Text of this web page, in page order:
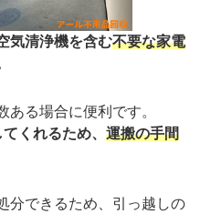
気清浄機を含む不要な家電
る場合に便利です。
くれるため、 運搬の手間
分できるため、引っ越しの